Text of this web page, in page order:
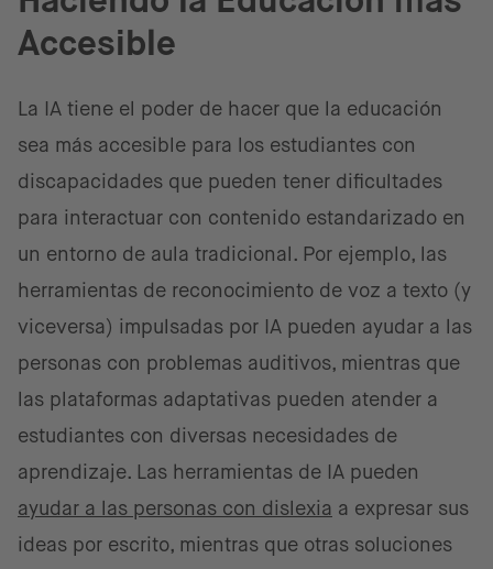
Accesible
La IA tiene el poder de hacer que la educación
sea más accesible para los estudiantes con
discapacidades que pueden tener dificultades
para interactuar con contenido estandarizado en
un entorno de aula tradicional. Por ejemplo, las
herramientas de reconocimiento de voz a texto (y
viceversa) impulsadas por IA pueden ayudar a las
personas con problemas auditivos, mientras que
las plataformas adaptativas pueden atender a
estudiantes con diversas necesidades de
aprendizaje. Las herramientas de IA pueden
ayudar a las personas con dislexia a expresar sus
ideas por escrito, mientras que otras soluciones